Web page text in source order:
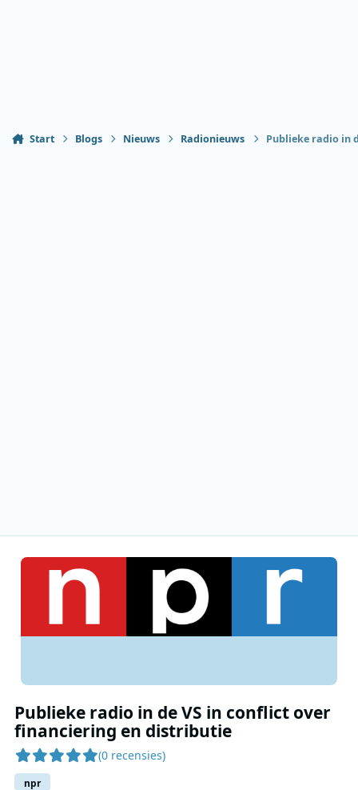
Start Blogs Nieuws Radionieuws Publieke radio in
Publieke radio in de VS in conflict over
financiering en distributie
(0 recensies)
npr